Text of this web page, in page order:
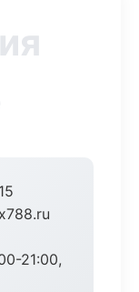
21:00,